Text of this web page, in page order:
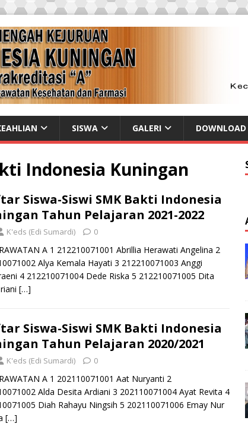
SISWA GALERI DOWNLOAD
Indonesia Kuningan
Siswa-Siswi SMK Bakti Indonesia
Tahun Pelajaran 2021-2022
K'eds (Edi Sumardi) 0
A 1 212210071001 Abrillia Herawati Angelina 2
Alya Kemala Hayati 3 212210071003 Anggi
4 212210071004 Dede Riska 5 212210071005 Dita
[…]
Siswa-Siswi SMK Bakti Indonesia
Tahun Pelajaran 2020/2021
K'eds (Edi Sumardi) 0
A 1 202110071001 Aat Nuryanti 2
Alda Desita Ardiani 3 202110071004 Ayat Revita 4
Diah Rahayu Ningsih 5 202110071006 Emay Nur
[…]